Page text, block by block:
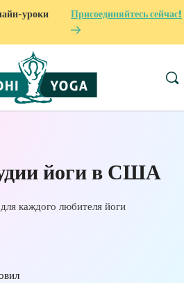
уроки
Присоединяйтесь сейчас!
йоги в США
каждого любителя йоги